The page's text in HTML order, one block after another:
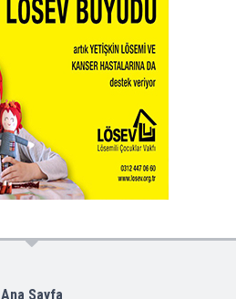
Ana Sayfa